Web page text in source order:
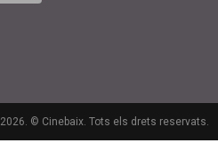
2026. © Cinebaix. Tots els drets reservats.